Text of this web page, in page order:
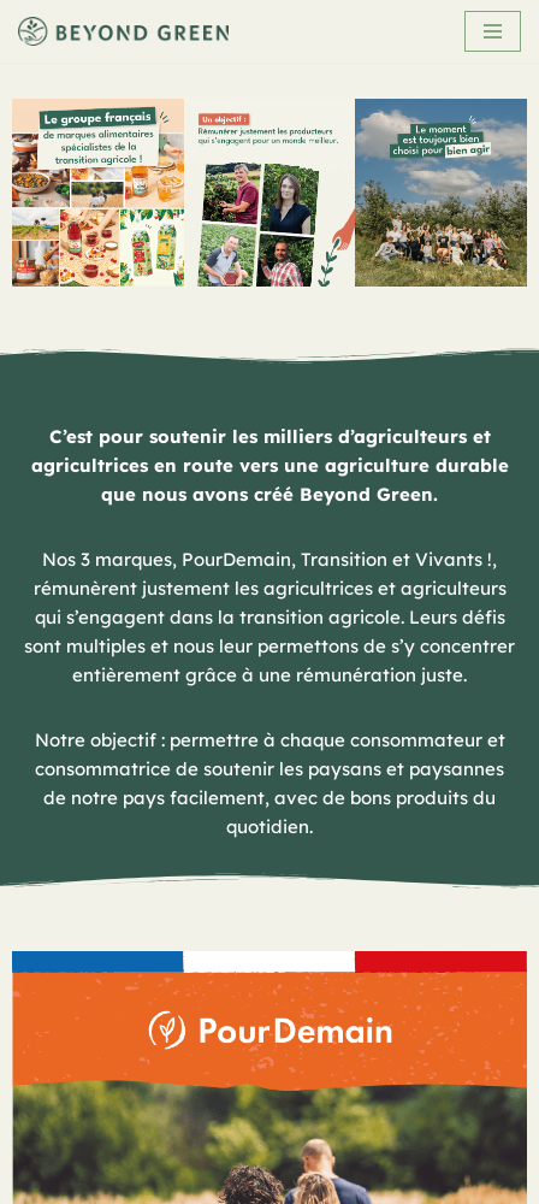
contenu
C’est pour soutenir les milliers d’agriculteurs et
agricultrices en route vers une agriculture durable
que nous avons créé Beyond Green.
Nos 3 marques, PourDemain, Transition et Vivants !,
rémunèrent justement les agricultrices et agriculteurs
qui s’engagent dans la transition agricole. Leurs défis
sont multiples et nous leur permettons de s’y concentrer
entièrement grâce à une rémunération juste.
Notre objectif : permettre à chaque consommateur et
consommatrice de soutenir les paysans et paysannes
de notre pays facilement, avec de bons produits du
quotidien.